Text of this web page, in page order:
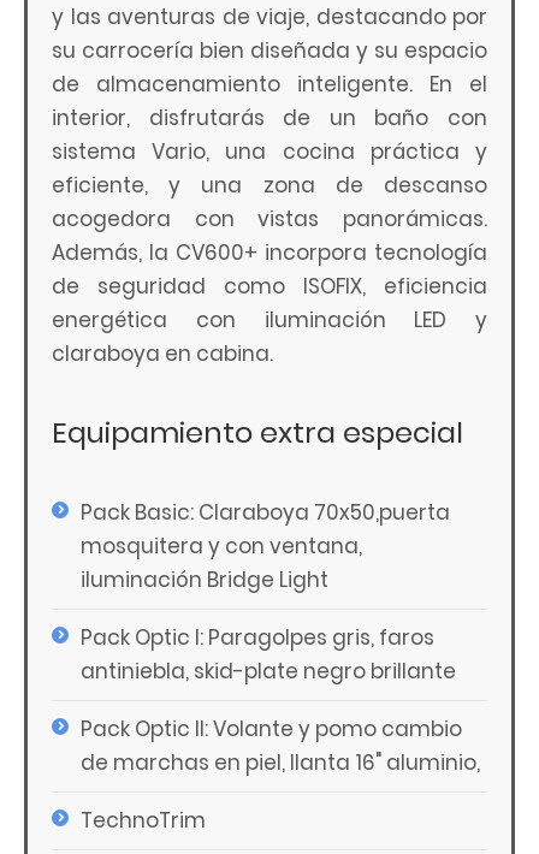
y las aventuras de viaje, destacando por
su carrocería bien diseñada y su espacio
de almacenamiento inteligente. En el
interior, disfrutarás de un baño con
sistema Vario, una cocina práctica y
eficiente, y una zona de descanso
acogedora con vistas panorámicas.
Además, la CV600+ incorpora tecnología
de seguridad como ISOFIX, eficiencia
energética con iluminación LED y
claraboya en cabina.
Equipamiento extra especial
Pack Basic: Claraboya 70x50,puerta
mosquitera y con ventana,
iluminación Bridge Light
Pack Optic I: Paragolpes gris, faros
antiniebla, skid-plate negro brillante
Pack Optic II: Volante y pomo cambio
de marchas en piel, llanta 16" aluminio,
TechnoTrim